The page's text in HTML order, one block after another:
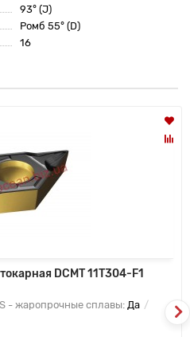
93° (J)
Ромб 55° (D)
16
DCMT 11T304-F1
S - жаропрочные сплавы: Да